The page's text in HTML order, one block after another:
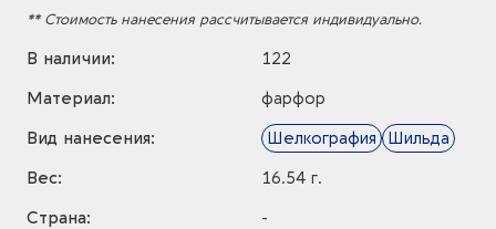
** Стоимость нанесения рассчитывается индивидуально.
В наличии:
122
Материал:
фарфор
Вид нанесения:
Шелкография
Шильда
Вес:
16.54 г.
Страна:
-